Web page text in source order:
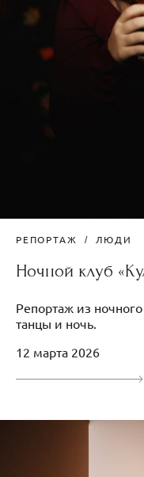
РЕПОРТАЖ ЛЮДИ
Ночной клуб
Репортаж из
танцы и ночь.
12 марта 2026